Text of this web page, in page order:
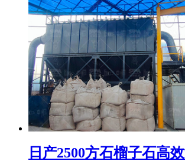
日产2500方石榴子石高